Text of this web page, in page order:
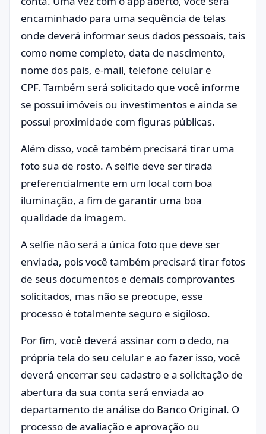
encaminhado para uma sequência de telas
onde deverá informar seus dados pessoais, tais
como nome completo, data de nascimento,
nome dos pais, e-mail, telefone celular e
CPF. Também será solicitado que você informe
se possui imóveis ou investimentos e ainda se
possui proximidade com figuras públicas.
Além disso, você também precisará tirar uma
foto sua de rosto. A selfie deve ser tirada
preferencialmente em um local com boa
iluminação, a fim de garantir uma boa
qualidade da imagem.
A selfie não será a única foto que deve ser
enviada, pois você também precisará tirar fotos
de seus documentos e demais comprovantes
solicitados, mas não se preocupe, esse
processo é totalmente seguro e sigiloso.
Por fim, você deverá assinar com o dedo, na
própria tela do seu celular e ao fazer isso, você
deverá encerrar seu cadastro e a solicitação de
abertura da sua conta será enviada ao
departamento de análise do Banco Original. O
processo de avaliação e aprovação ou